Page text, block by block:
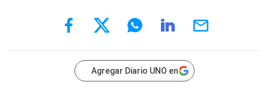
Agregar Diario UNO en